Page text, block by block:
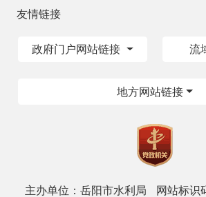
友情链接
政府门户网站链接 流
地方网站链接
主办单位：岳阳市水利局 网站标